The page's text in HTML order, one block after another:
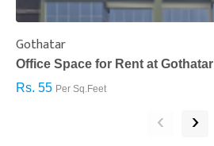
Gothatar
Office Space for Rent at Gothatar
Rs. 55 Per Sq.Feet
‹ ›